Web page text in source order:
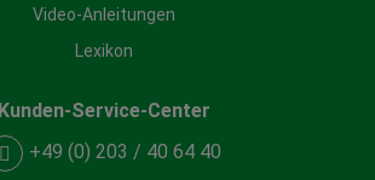
Video-Anleitungen
Lexikon
Kunden-Service-Center
+49 (0) 203 / 40 64 40